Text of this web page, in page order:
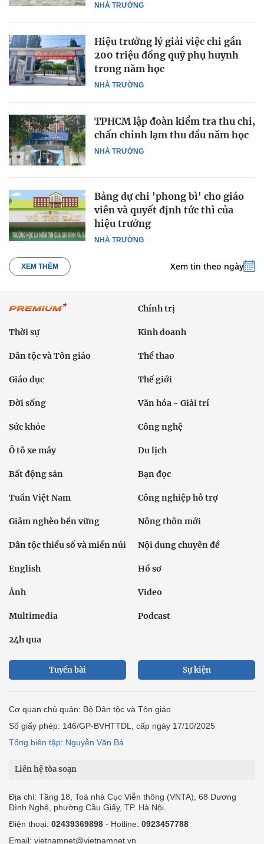
NHÀ TRƯỜNG
NHÀ TRƯỜNG
Hiệu trưởng lý giải việc chi gần
200 triệu đồng quỹ phụ huynh
trong năm học
NHÀ TRƯỜNG
TPHCM lập đoàn kiểm tra thu chi,
chấn chỉnh lạm thu đầu năm học
NHÀ TRƯỜNG
Bảng dự chi 'phong bì' cho giáo
viên và quyết định tức thì của
hiệu trưởng
XEM THÊM Xem tin theo ngày
Chính trị
Thời sự Kinh doanh
Dân tộc và Tôn giáo Thể thao
Giáo dục Thế giới
Đời sống Văn hóa - Giải trí
Sức khỏe Công nghệ
Ô tô xe máy Du lịch
Bất động sản Bạn đọc
Tuần Việt Nam Công nghiệp hỗ trợ
Giảm nghèo bền vững Nông thôn mới
Dân tộc thiểu số và miền núi Nội dung chuyên đề
English Hồ sơ
Ảnh Video
Multimedia Podcast
24h qua
Tuyến bài Sự kiện
Cơ quan chủ quản: Bộ Dân tộc và Tôn giáo
Số giấy phép: 146/GP-BVHTTDL, cấp ngày 17/10/2025
Tổng biên tập: Nguyễn Văn Bá
Liên hệ tòa soạn
Địa chỉ: Tầng 18, Toà nhà Cục Viễn thông (VNTA), 68 Dương
Đình Nghệ, phường Cầu Giấy, TP. Hà Nội.
Điện thoại: 02439369898 - Hotline: 0923457788
Email: vietnamnet@vietnamnet.vn